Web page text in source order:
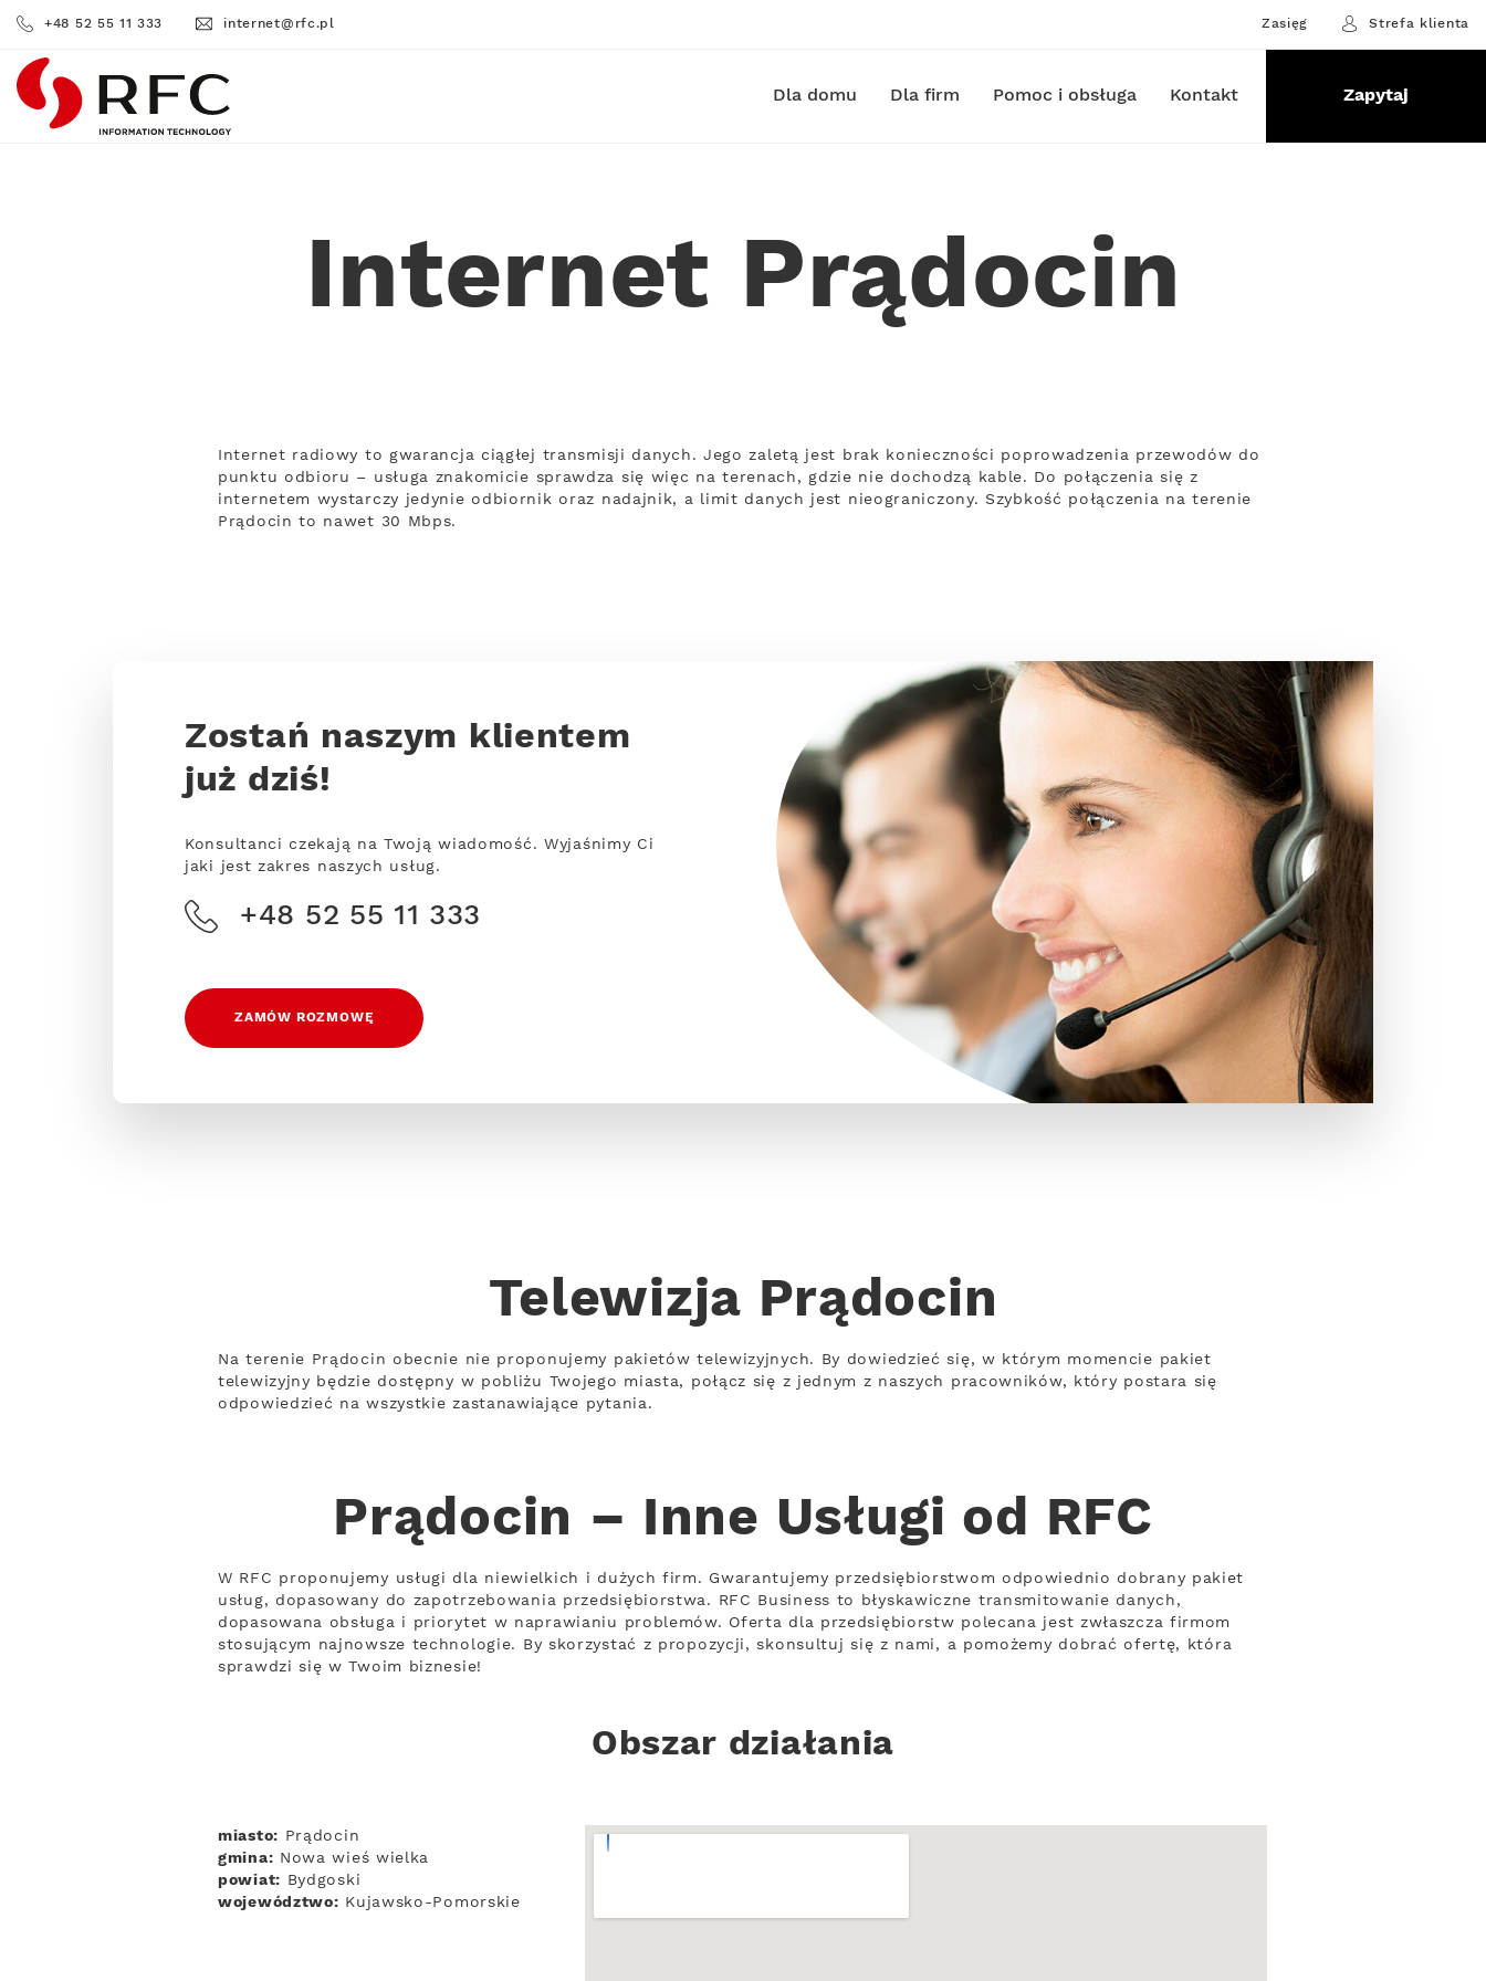
+48 52 55 11 333 internet@rfc.pl Zasięg Strefa klienta
RFC Dla domu Dla firm Pomoc i obsługa Kontakt Zapytaj
Internet Prądocin
Internet radiowy to gwarancja ciągłej transmisji danych. Jego zaletą jest brak konieczności poprowadzenia przewodów do
punktu odbioru – usługa znakomicie sprawdza się więc na terenach, gdzie nie dochodzą kable. Do połączenia się z
internetem wystarczy jedynie odbiornik oraz nadajnik, a limit danych jest nieograniczony. Szybkość połączenia na terenie
Prądocin to nawet 30 Mbps.
Zostań naszym klientem
już dziś!
Konsultanci czekają na Twoją wiadomość. Wyjaśnimy Ci
jaki jest zakres naszych usług.
+48 52 55 11 333
ZAMÓW ROZMOWĘ
Telewizja Prądocin
Na terenie Prądocin obecnie nie proponujemy pakietów telewizyjnych. By dowiedzieć się, w którym momencie pakiet
telewizyjny będzie dostępny w pobliżu Twojego miasta, połącz się z jednym z naszych pracowników, który postara się
odpowiedzieć na wszystkie zastanawiające pytania.
Prądocin – Inne Usługi od RFC
W RFC proponujemy usługi dla niewielkich i dużych firm. Gwarantujemy przedsiębiorstwom odpowiednio dobrany pakiet
usług, dopasowany do zapotrzebowania przedsiębiorstwa. RFC Business to błyskawiczne transmitowanie danych,
dopasowana obsługa i priorytet w naprawianiu problemów. Oferta dla przedsiębiorstw polecana jest zwłaszcza firmom
stosującym najnowsze technologie. By skorzystać z propozycji, skonsultuj się z nami, a pomożemy dobrać ofertę, która
sprawdzi się w Twoim biznesie!
Obszar działania
miasto: Prądocin
gmina: Nowa wieś wielka
powiat: Bydgoski
województwo: Kujawsko-Pomorskie